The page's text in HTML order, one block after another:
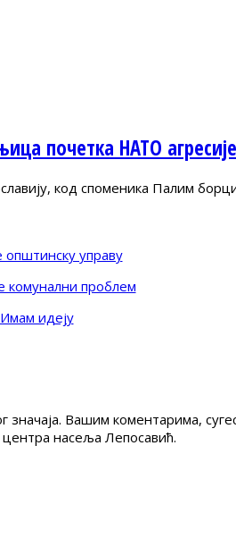
почетка НАТО агресије
код споменика Палим
општинску управу
комунални проблем
Имам идеју
Вашим коментарима,
насеља Лепосавић.